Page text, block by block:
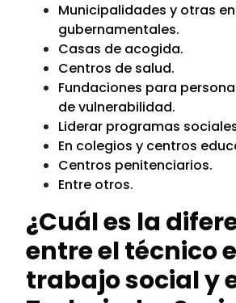
Municipalidades y otras
gubernamentales.
Casas de acogida.
Centros de salud.
Fundaciones para
de vulnerabilidad.
Liderar programas
En colegios y centros
Centros penitenciarios.
Entre otros.
¿Cuál es la
entre el técnico
trabajo social y